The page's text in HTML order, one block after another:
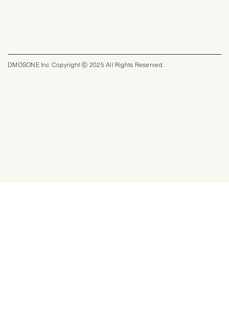
DMOSONE Inc Copyright ⓒ 2025 All Rights Reserved.​